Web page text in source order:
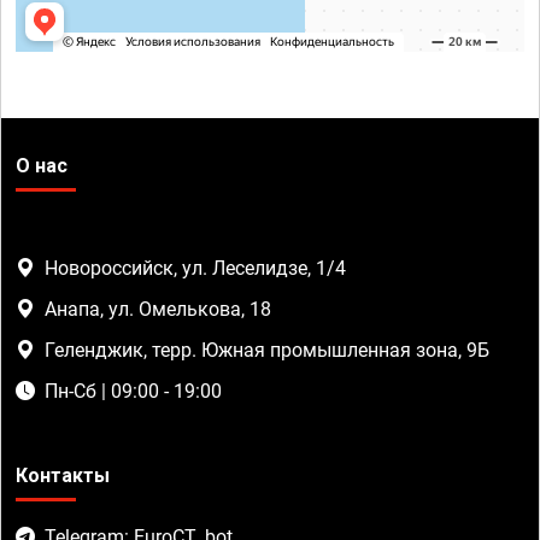
О нас
Новороссийск, ул. Леселидзе, 1/4
Анапа, ул. Омелькова, 18
Геленджик, терр. Южная промышленная зона, 9Б
Пн-Сб | 09:00 - 19:00
Контакты